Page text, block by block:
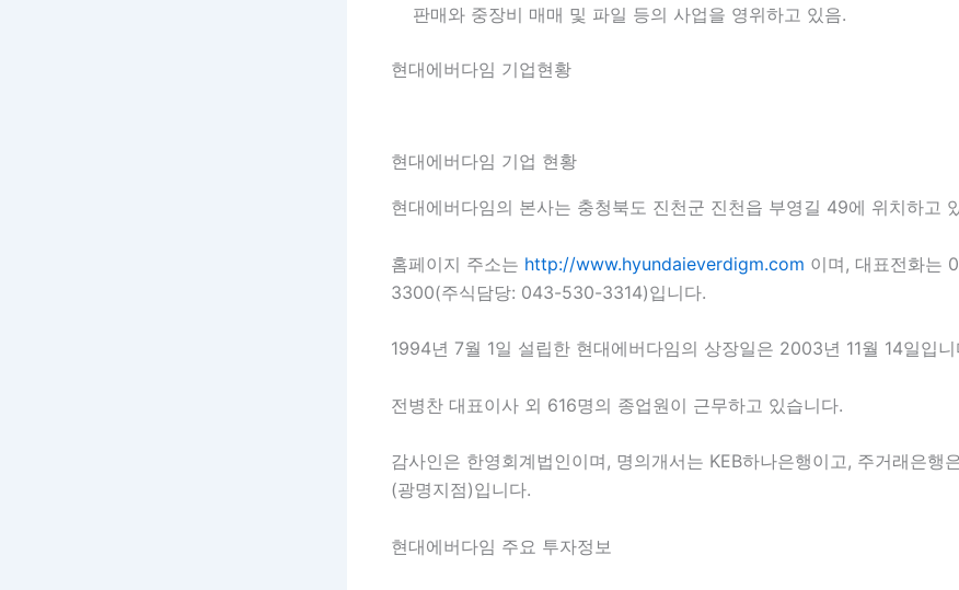
판매와 중장비 매매 및 파일 등의 사업을 영위하고 있음.
현대에버다임 기업현황
현대에버다임 기업 현황
현대에버다임의 본사는 충청북도 진천군 진천읍 부영길 49에 위치하고
홈페이지 주소는 http://www.hyundaieverdigm.com 이며, 대표전화는
3300(주식담당: 043-530-3314)입니다.
1994년 7월 1일 설립한 현대에버다임의 상장일은 2003년 11월 14일입니
전병찬 대표이사 외 616명의 종업원이 근무하고 있습니다.
감사인은 한영회계법인이며, 명의개서는 KEB하나은행이고, 주거래은행
(광명지점)입니다.
현대에버다임 주요 투자정보